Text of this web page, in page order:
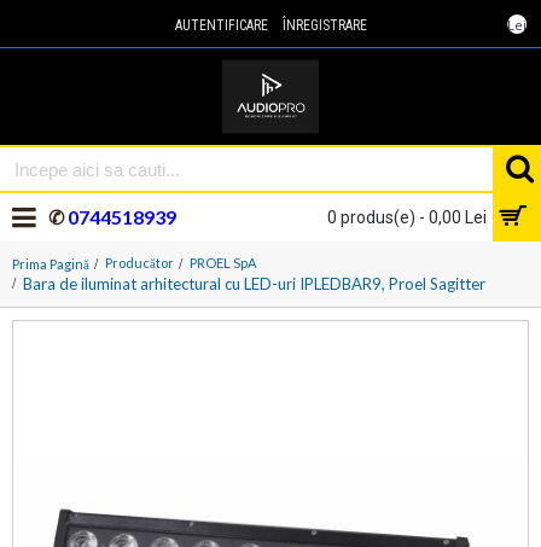
Lei
AUTENTIFICARE ÎNREGISTRARE
0 produs(e) - 0,00 Lei
✆0744518939
Prima Pagină Producător PROEL SpA
Bara de iluminat arhitectural cu LED-uri IPLEDBAR9, Proel Sagitter